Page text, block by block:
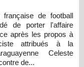
française de football
de porter l'affaire
après les propos à
attribués à la
Celeste
de...